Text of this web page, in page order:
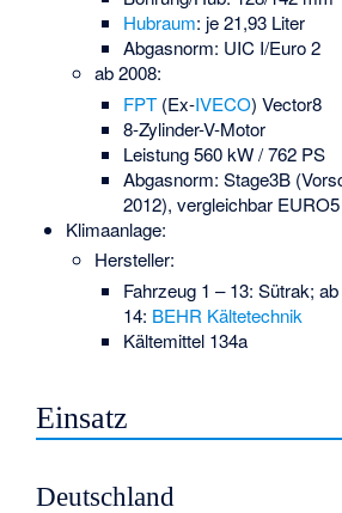
Hubraum: je 21,93 Liter
Abgasnorm: UIC I/Euro 2
ab 2008:
FPT (Ex-IVECO) Vector8
8-Zylinder-V-Motor
Leistung 560 kW / 762 PS
Abgasnorm: Stage3B
2012), vergleichbar EURO5
Klimaanlage:
Hersteller:
Fahrzeug 1 – 13: Sütrak;
14: BEHR Kältetechnik
Kältemittel 134a
Einsatz
Deutschland